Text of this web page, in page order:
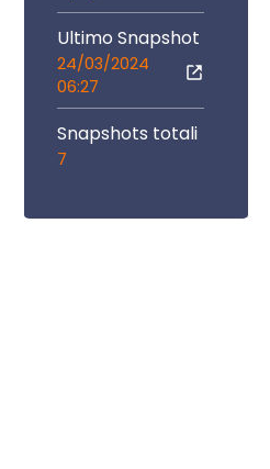
Ultimo Snapshot
24/03/2024
06:27
Snapshots totali
7